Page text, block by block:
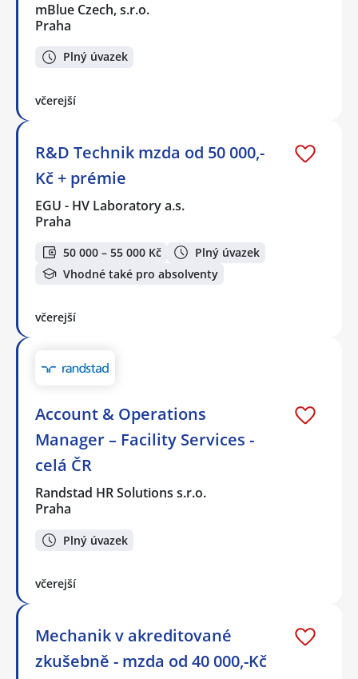
mBlue Czech, s.r.o.
Praha
Plný úvazek
včerejší
R&D Technik mzda od 50 000,-
Kč + prémie
EGU - HV Laboratory a.s.
Praha
50 000 – 55 000 Kč
Plný úvazek
Vhodné také pro absolventy
včerejší
Account & Operations
Manager – Facility Services -
celá ČR
Randstad HR Solutions s.r.o.
Praha
Plný úvazek
včerejší
Mechanik v akreditované
zkušebně - mzda od 40 000,-Kč